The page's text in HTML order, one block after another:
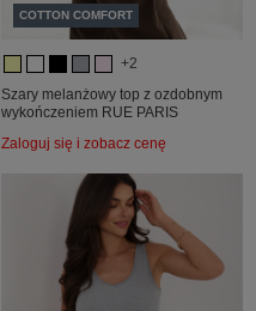
COTTON COMFORT
+2
Szary melanżowy top z ozdobnym
wykończeniem RUE PARIS
Zaloguj się i zobacz cenę